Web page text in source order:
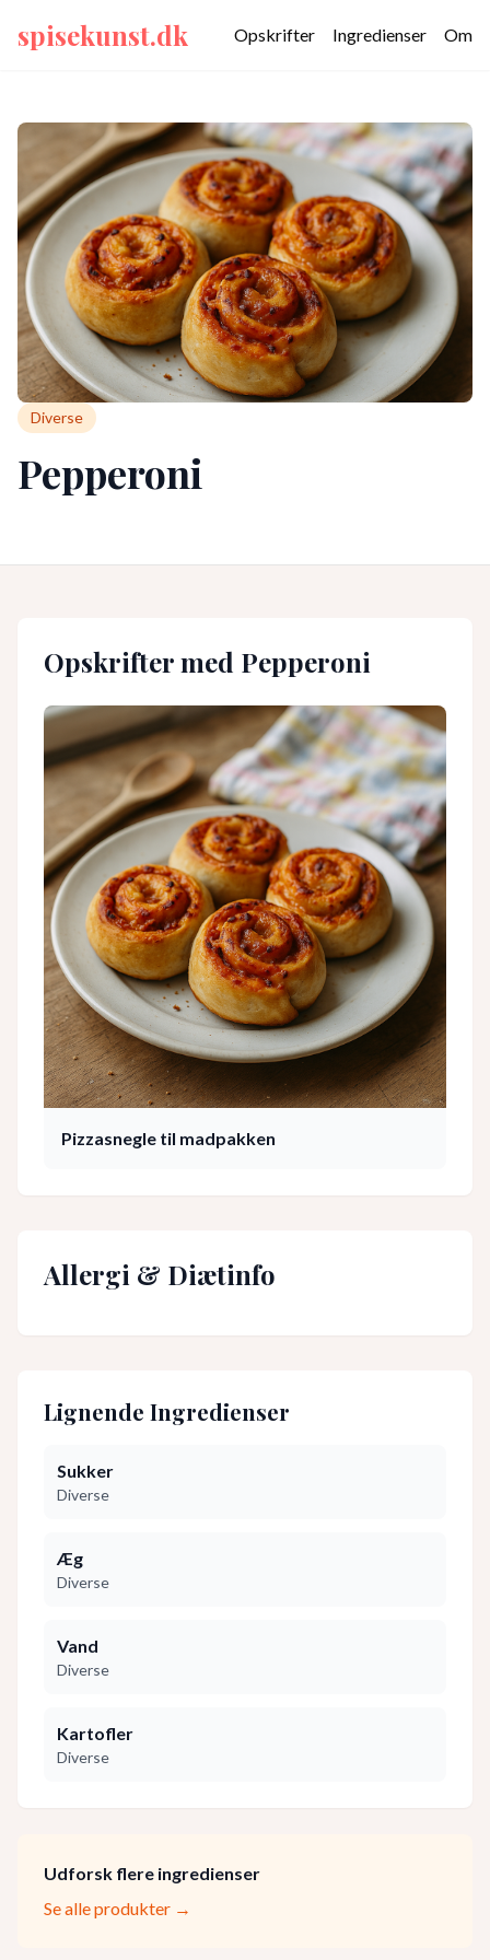
spisekunst.dk Opskrifter Ingredienser Om
Diverse
Pepperoni
Opskrifter med Pepperoni
Pizzasnegle til madpakken
Allergi & Diætinfo
Lignende Ingredienser
Sukker
Diverse
Æg
Diverse
Vand
Diverse
Kartofler
Diverse
Udforsk flere ingredienser
Se alle produkter →